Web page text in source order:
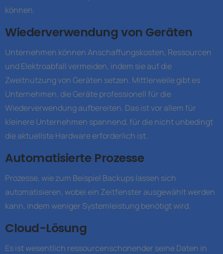
können.
Wiederverwendung von Geräten
Unternehmen können Anschaffungskosten, Ressourcen
und Elektroabfall vermeiden, indem sie auf die
Zweitnutzung von Geräten setzen. Mittlerweile gibt es
Unternehmen, die Geräte professionell für die
Wiederverwendung aufbereiten. Das ist vor allem für
kleinere Unternehmen spannend, für die nicht unbedingt
die aktuellste Hardware erforderlich ist.
Automatisierte Prozesse
Prozesse, wie zum Beispiel Backups lassen sich
automatisieren, wobei ein Zeitfenster ausgewählt werden
kann, indem weniger Systemleistung benötigt wird.
Cloud-Lösung
Es ist wesentlich ressourcenschonender seine Daten in